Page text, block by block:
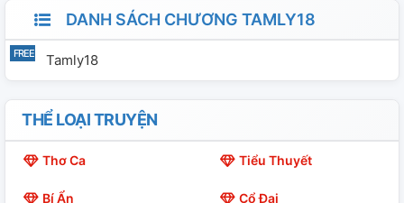
DANH SÁCH CHƯƠNG TAMLY18
Tamly18
THỂ LOẠI TRUYỆN
Thơ Ca Tiểu Thuyết
Bí Ẩn Cổ Đại